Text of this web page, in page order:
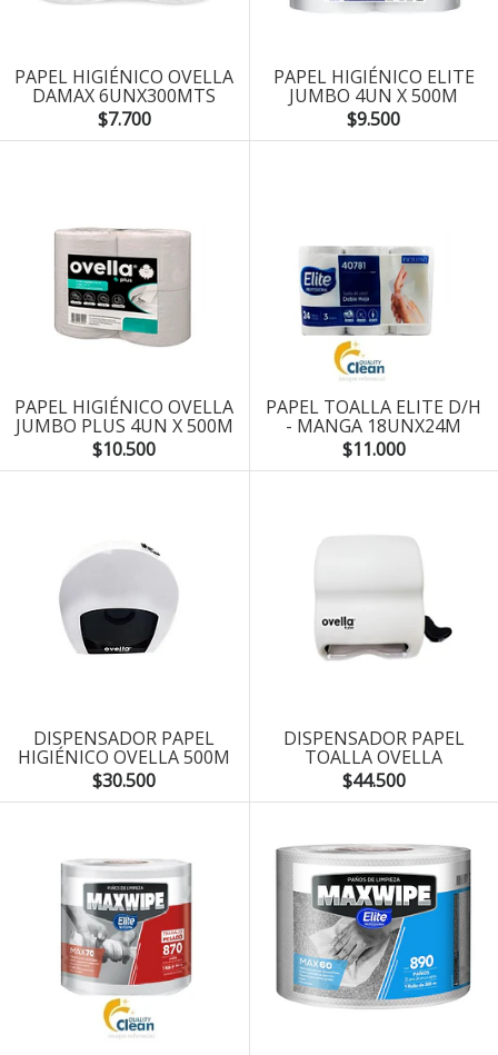
PAPEL HIGIÉNICO OVELLA
DAMAX 6UNX300MTS
$7.700
PAPEL HIGIÉNICO ELITE
JUMBO 4UN X 500M
$9.500
PAPEL HIGIÉNICO OVELLA
JUMBO PLUS 4UN X 500M
$10.500
PAPEL TOALLA ELITE D/H
- MANGA 18UNX24M
$11.000
DISPENSADOR PAPEL
HIGIÉNICO OVELLA 500M
$30.500
DISPENSADOR PAPEL
TOALLA OVELLA
$44.500